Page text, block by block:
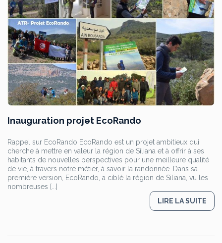
Inauguration projet EcoRando
Rappel sur EcoRando EcoRando est un projet ambitieux qui
cherche à mettre en valeur la région de Siliana et à offrir à ses
habitants de nouvelles perspectives pour une meilleure qualité
de vie, à travers notre métier, à savoir la randonnée. Dans sa
première version, EcoRando, a ciblé la région de Siliana, vu les
nombreuses [...]
LIRE LA SUITE